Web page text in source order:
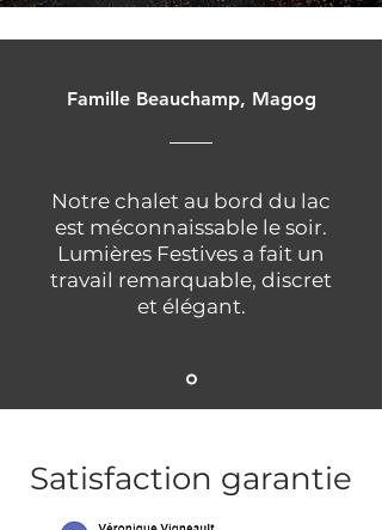
Famille Beauchamp, Magog
Notre chalet au bord du lac
est méconnaissable le soir.
Lumières Festives a fait un
travail remarquable, discret
et élégant.
Satisfaction garantie